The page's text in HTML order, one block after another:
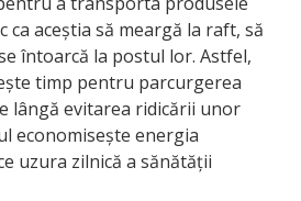
aceștia să meargă la raft, să
întoarcă la postul lor. Astfel,
timp pentru parcurgerea
lângă evitarea ridicării unor
economisește energia
uzura zilnică a sănătății